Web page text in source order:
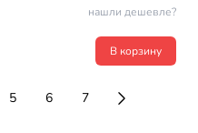
нашли дешевле?
В корзину
5 6 7